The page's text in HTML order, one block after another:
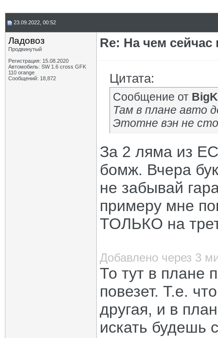
23.09.2022, 00:52
Ладовоз
Продвинутый
Регистрация: 15.08.2020
Автомобиль: SW 1.6 cross GFK
110 orange
Сообщений: 18,872
Re: На чем сейчас
Цитата:
Сообщение от
Там в плане авто
Этотне вэн не
За 2 ляма из
бомж. Вчера
не забывай
примеру мне
ТОЛЬКО на
Добавлено через 3
То тут в плане
повезет. Т.е.
другая, и в
искать будешь